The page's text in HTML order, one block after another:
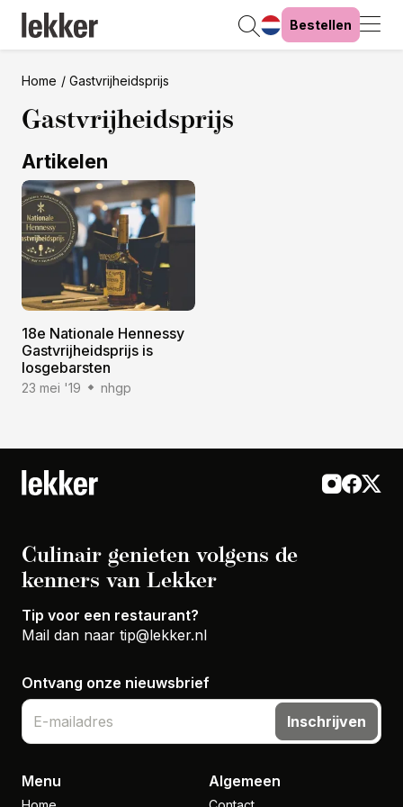
Bestellen
Home Gastvrijheidsprijs
Gastvrijheidsprijs
Artikelen
18e Nationale Hennessy
Gastvrijheidsprijs is
losgebarsten
23 mei '19 nhgp
Culinair genieten volgens de
kenners van Lekker
Tip voor een restaurant?
Mail dan naar tip@lekker.nl
Ontvang onze nieuwsbrief
Inschrijven
Menu Algemeen